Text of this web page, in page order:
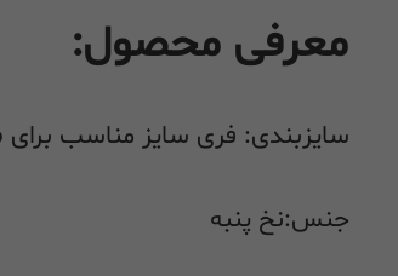
معرفی محصول:
سایزبندی: فری سایز مناسب برای 36تا44
جنس:نخ پنبه